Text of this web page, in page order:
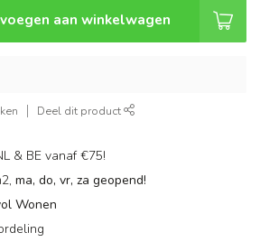
aan winkelwagen
Deel dit product
& BE vanaf €75!
ma, do, vr, za geopend!
Wonen